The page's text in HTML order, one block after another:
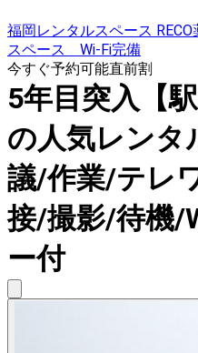
福岡レンタルスペース
スペース Wi-Fi完備
今すぐ予約可能直前割
5年目突入【
の人気レンタ
議/作業/テレ
接/撮影/待機/
ー付